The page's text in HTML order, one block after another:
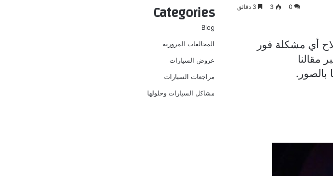
0
3
أي مشكلة فور
مقالنا
بالصور.
Categories
Blog
المخالفات المرورية
عروض السيارات
مراجعات السيارات
مشاكل السيارات وحلولها